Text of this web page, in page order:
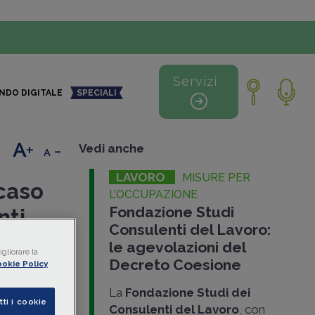
DIGITALE SPECIALI
Servizi
si
di
+ - Vedi anche
LAVORO
MISURE PER
L’OCCUPAZIONE
Fondazione Studi
Consulenti del Lavoro:
le agevolazioni del
Decreto Coesione
La Fondazione Studi dei
Consulenti del Lavoro, con
la
Policy
i cookie